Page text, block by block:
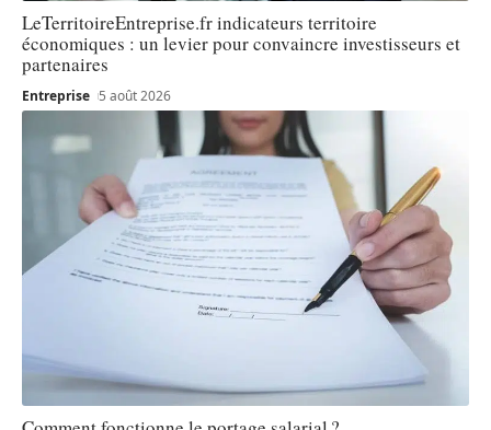
LeTerritoireEntreprise.fr indicateurs territoire
économiques : un levier pour convaincre investisseurs et
partenaires
Entreprise 5 août 2026